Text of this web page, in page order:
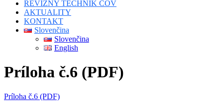
REVÍZNY TECHNIK ČOV
AKTUALITY
KONTAKT
Slovenčina
Slovenčina
English
Príloha č.6 (PDF)
Príloha č.6 (PDF)